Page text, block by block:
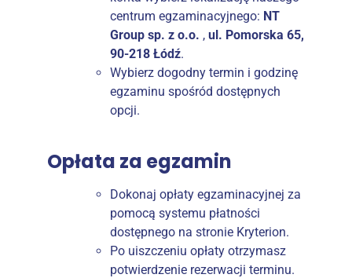
centrum egzaminacyjnego: NT
Group sp. z o.o. , ul. Pomorska 65,
90-218 Łódź.
Wybierz dogodny termin i godzinę
egzaminu spośród dostępnych
opcji.
Opłata za egzamin
Dokonaj opłaty egzaminacyjnej za
pomocą systemu płatności
dostępnego na stronie Kryterion.
Po uiszczeniu opłaty otrzymasz
potwierdzenie rezerwacji terminu.